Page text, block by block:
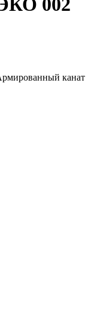
002
канат